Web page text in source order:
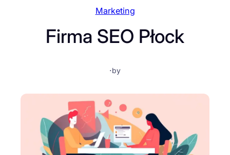
Marketing
Firma SEO Płock
·by